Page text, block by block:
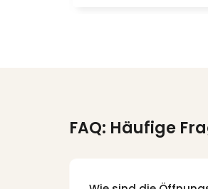
FAQ: Häufige